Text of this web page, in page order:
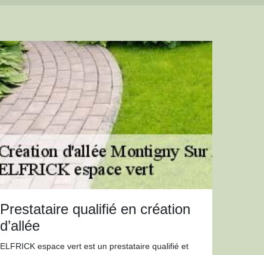
Prestataire qualifié en création
d’allée
ELFRICK espace vert est un prestataire qualifié et